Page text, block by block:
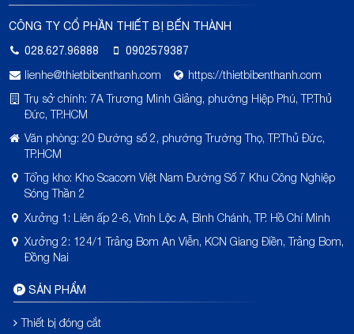
CÔNG TY CỔ PHẦN THIẾT BỊ BẾN THÀNH
028.627.96888
0902579387
lienhe@thietbibenthanh.com
https://thietbibenthanh.com
Trụ sở chính: 7A Trương Minh Giảng, phường Hiệp Phú, TP.Thủ
Đức, TP.HCM
Văn phòng: 20 Đường số 2, phường Trường Thọ, TP.Thủ Đức,
TP.HCM
Tổng kho: Kho Scacom Việt Nam Đường Số 7 Khu Công Nghiệp
Sóng Thần 2
Xưởng 1: Liên ấp 2-6, Vĩnh Lộc A, Bình Chánh, TP. Hồ Chí Minh
Xưởng 2: 124/1 Trảng Bom An Viễn, KCN Giang Điền, Trảng Bom,
Đồng Nai
SẢN PHẨM
Thiết bị đóng cắt